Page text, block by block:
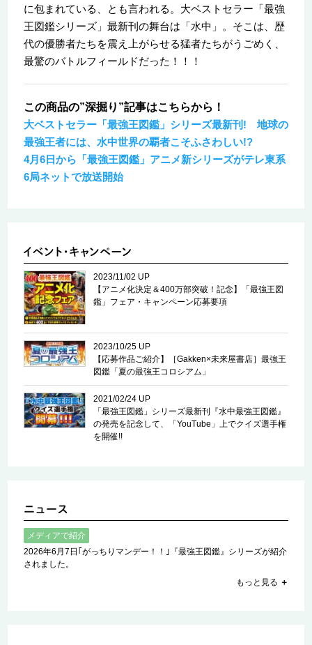
に包まれている、とも言われる。大ベストセラー「最強
王図鑑シリーズ」最新刊の舞台は「水中」。そこは、歴
代の優勝者たちを震え上がらせる猛者たちがうごめく、
最驚のバトルフィールドだった！！！
この商品の”深掘り”記事はこちらから！
大ベストセラー「最強王図鑑」シリーズ最新刊! 地球の
最強王者には、水中世界の覇者こそふさわしい!?
4月6日から「最強王図鑑」アニメ新シリーズがテレ東系
6局ネットで放送開始
2023/11/02 UP
【アニメ化決定＆400万部突破！記念】「最強王図
鑑」フェア・キャンペーン応募要項
2023/10/25 UP
【応募作品ご紹介】［Gakken×未来屋書店］最強王
図鑑「夏の最強王コロシアム」
2021/02/24 UP
「最強王図鑑」シリーズ最新刊『水中最強王図鑑』
の発売を記念して、「YouTube」上でクイズ選手権
を開催!!
メディアで紹介
2026年6月7日｢がっちりマンデー！！｣『最強王図鑑』シリーズが紹介
されました。
もっと見る ＋